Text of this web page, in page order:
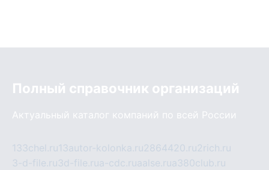
Полный справочник организаций
Актуальный каталог компаний по всей России
133chel.ru13autor-kolonka.ru2864420.ru2rich.ru
3-d-file.ru3d-file.rua-cdc.ruaalse.rua380club.ru